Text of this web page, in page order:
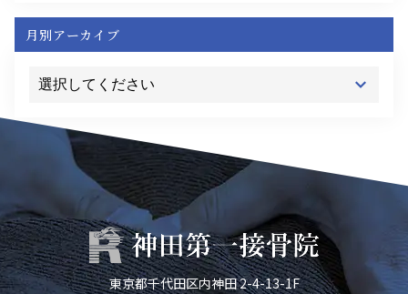
月別アーカイブ
東京都千代田区内神田 2-4-13-1F